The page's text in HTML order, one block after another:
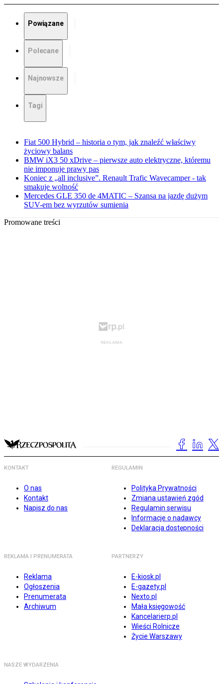
Powiązane
Polecane
Najnowsze
Tagi
Fiat 500 Hybrid – historia o tym, jak znaleźć właściwy
życiowy balans
BMW iX3 50 xDrive – pierwsze auto elektryczne, któremu
nie imponuje prawy pas
Koniec z „all inclusive”. Renault Trafic Wavecamper - tak
smakuje wolność
Mercedes GLE 350 de 4MATIC – Szansa na jazdę dużym
SUV-em bez wyrzutów sumienia
Promowane treści
KONTAKT
O nas
Kontakt
Napisz do nas
REGULAMIN
Polityka Prywatności
Zmiana ustawień zgód
Regulamin serwisu
Informacje o nadawcy
Deklaracja dostępności
REKLAMA I PRENUMERATA
Reklama
Ogłoszenia
Prenumerata
Archiwum
PARTNERZY
E-kiosk.pl
E-gazety.pl
Nexto.pl
Mała księgowość
Kancelarierp.pl
Wieści Rolnicze
Życie Warszawy
NASZE WYDARZENIA